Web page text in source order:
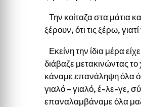
Την κοίταζα στα μάτια
ξέρουν, ότι τις ξέρω,
Εκείνη την ίδια μέρα
διάβαζε μετακινώντας
κάναμε επανάληψη όλα
γιαλό – γιαλό, έ-λε-γε,
επαναλαμβάναμε όλα